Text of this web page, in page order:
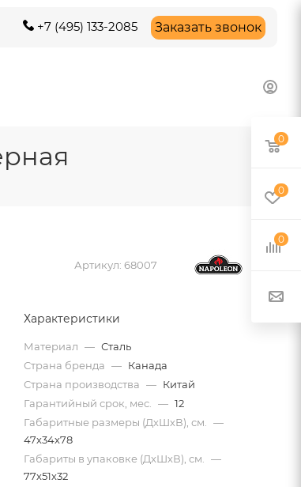
+7 (495) 133-2085 Заказать звонок
Артикул: 68007
Характеристики
Материал — Сталь
Страна бренда — Канада
Страна производства — Китай
Гарантийный срок, мес.
— 12
Габаритные размеры (ДхШхВ), см.
—
47х34х78
Габариты в упаковке (ДхШхВ), см.
—
77х51х32
0
0
0